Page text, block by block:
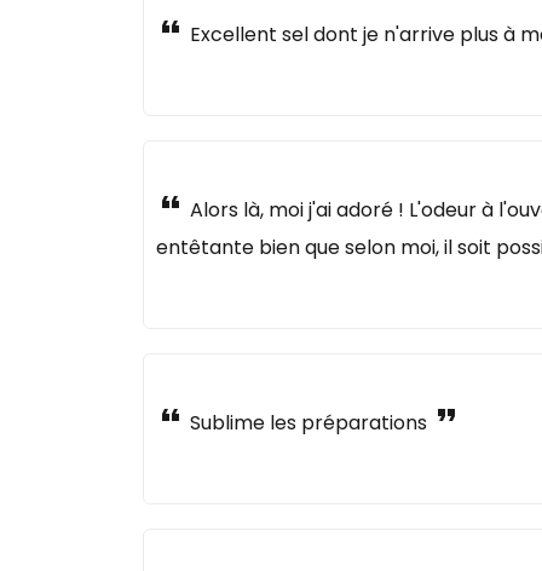
format_quote Excellent sel dont je n'arrive plus à
format_quote Alors là, moi j'ai adoré ! L'odeur à
entêtante bien que selon moi, il soit
format_quote Sublime les préparations format_quote